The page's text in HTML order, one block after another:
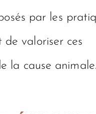
par les
valoriser ces
la cause animale.